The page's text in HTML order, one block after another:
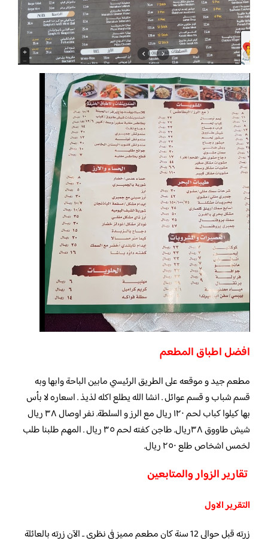
افضل اطباق المطعم
مطعم جيد و موقعه على الطريق الرئيسي مابين الباحة وابها وبه
قسم شباب و قسم عوائل . انشا الله يطلع اكله لذيذ . اسعاره لا بأس
بها كيلوا كباب لحم ١٢٠ ريال مع الرز و السلطة. نفر اوصال ٣٨ ريال
شيش طاووق ٣٨ريال. طاجن كفته لحم ٣٥ ريال . المهم طلبنا طلب
لخمس اشخاص طلع ٢٥٠ ريال.
تقارير الزوار والمتابعين
التقرير الاول
زرته قبل حوالي 12 سنة كان مطعم مميز في نظري .. الآن زرته بالعائلة